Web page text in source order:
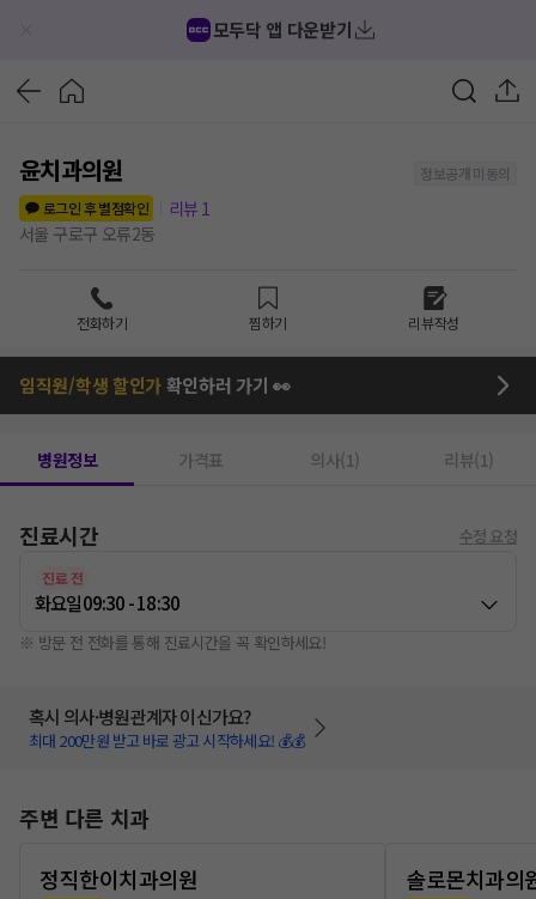
모두닥 앱 다운받기
윤치과의원
정보공개 미동의
로그인 후 별점확인
리뷰 1
서울 구로구 오류2동
전화하기 찜하기 리뷰작성
임직원/학생 할인가확인하러 가기 👀
병원정보 가격표 의사(1) 리뷰(1)
진료시간 수정 요청
진료 전
화요일09:30 - 18:30
※ 방문 전 전화를 통해 진료시간을 꼭 확인하세요!
혹시 의사·병원관계자 이신가요?
최대 200만원 받고 바로 광고 시작하세요! 💰💰
주변 다른 치과
정직한이치과의원
솔로몬치과의